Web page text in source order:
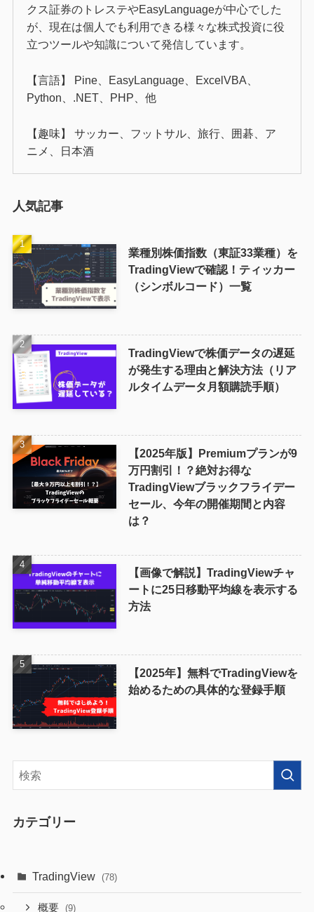
クス証券のトレステやEasyLanguageが中心でした
が、現在は個人でも利用できる様々な株式投資に役
立つツールや知識について発信しています。
【言語】 Pine、EasyLanguage、ExcelVBA、
Python、.NET、PHP、他
【趣味】 サッカー、フットサル、旅行、囲碁、ア
ニメ、日本酒
人気記事
業種別株価指数（東証33業種）を
TradingViewで確認！ティッカー
（シンボルコード）一覧
TradingViewで株価データの遅延
が発生する理由と解決方法（リア
ルタイムデータ月額購読手順）
【2025年版】Premiumプランが9
万円割引！？絶対お得な
TradingViewブラックフライデー
セール、今年の開催期間と内容
は？
【画像で解説】TradingViewチャ
ートに25日移動平均線を表示する
方法
【2025年】無料でTradingViewを
始めるための具体的な登録手順
カテゴリー
TradingView (78)
概要 (9)